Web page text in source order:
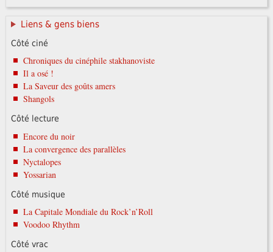
Liens & gens biens
Côté ciné
Chroniques du cinéphile stakhanoviste
Il a osé !
La Saveur des goûts amers
Shangols
Côté lecture
Encore du noir
La convergence des parallèles
Nyctalopes
Yossarian
Côté musique
La Capitale Mondiale du Rock’n’Roll
Voodoo Rhythm
Côté vrac